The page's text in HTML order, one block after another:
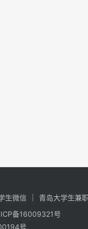
生微信
青岛大学生兼
备16009321号
号